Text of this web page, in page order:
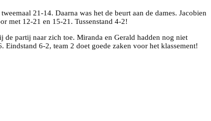
21-14. Daarna was het de beurt aan de dames. Jacobien
met 12-21 en 15-21. Tussenstand 4-2!
partij naar zich toe. Miranda en Gerald hadden nog niet
Eindstand 6-2, team 2 doet goede zaken voor het klassement!